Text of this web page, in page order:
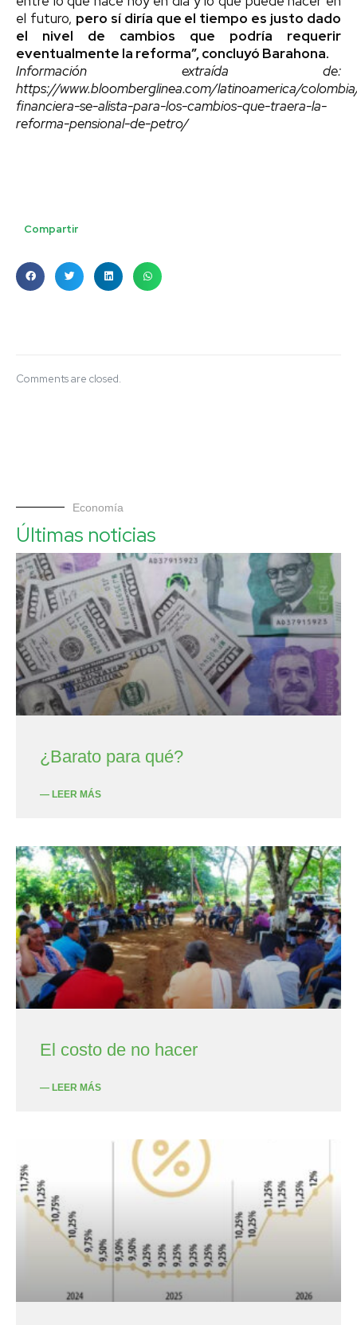
el futuro, pero sí diría que el tiempo es justo dado
el nivel de cambios que podría requerir
eventualmente la reforma”, concluyó Barahona.
Información extraída de:
https://www.bloomberglinea.com/latinoamerica/
financiera-se-alista-para-los-cambios-que-traera-la-
reforma-pensional-de-petro/
Compartir
Comments are closed.
Economía
Últimas noticias
¿Barato para qué?
— LEER MÁS
El costo de no hacer
— LEER MÁS